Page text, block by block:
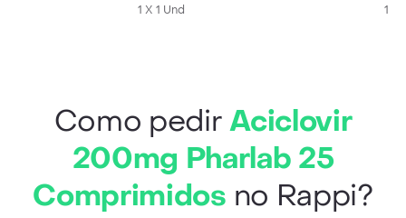
1 X 1 Und
1
Como pedirAciclovir
200mg Pharlab 25
Comprimidos no Rappi?